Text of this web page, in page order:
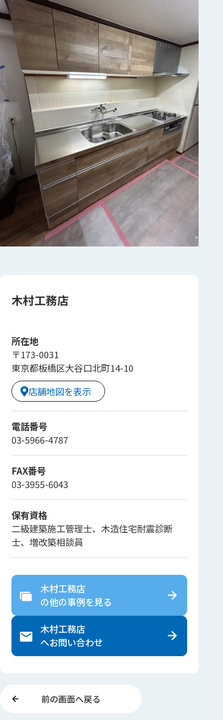
木村工務店
所在地
〒173-0031
東京都板橋区大谷口北町14-10
店舗地図を表示
電話番号
03-5966-4787
FAX番号
03-3955-6043
保有資格
二級建築施工管理士、木造住宅耐震診断
士、増改築相談員
木村工務店
の他の事例を見る
木村工務店
へお問い合わせ
前の画面へ戻る